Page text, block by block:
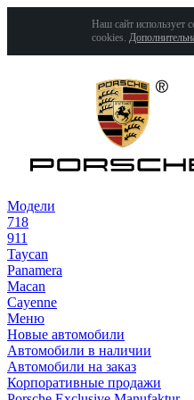
Наш сайт использует
cookies.
Модели
718
911
Taycan
Panamera
Macan
Cayenne
Меню
Новые автомобили
Автомобили в наличии
Автомобили на заказ
Корпоративные продажи